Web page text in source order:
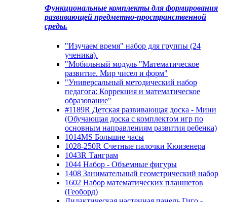
Функциональные комплекты для формирования
развивающей предметно-пространственной
среды.
"Изучаем время" набор для группы (24
ученика).
"Мобильный модуль "Математическое
развитие. Мир чисел и форм"
"Универсальный методический набор
педагога: Коррекция и математическое
образование"
#1189R Детская развивающая доска - Мини
(Обучающая доска с комплектом игр по
основным направлениям развития ребенка)
1014MS Большие часы
1028-250R Счетные палочки Кюизенера
1043R Танграм
1044 Набор - Объемные фигуры
1408 Занимательный геометрический набор
1602 Набор математических планшетов
(Геоборд)